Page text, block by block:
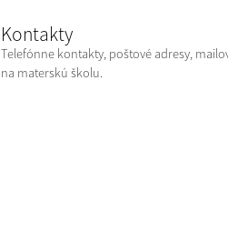
Kontakty
Telefónne kontakty, poštové adresy,
na materskú školu.